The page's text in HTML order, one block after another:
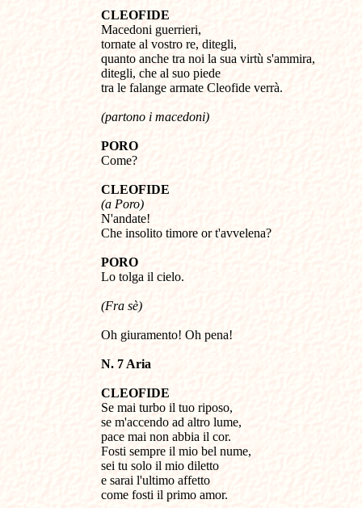
CLEOFIDE
Macedoni guerrieri,
tornate al vostro re, ditegli,
quanto anche tra noi la sua virtù s'ammira,
ditegli, che al suo piede
tra le falange armate Cleofide verrà.
(partono i macedoni)
PORO
Come?
CLEOFIDE
(a Poro)
N'andate!
Che insolito timore or t'avvelena?
PORO
Lo tolga il cielo.
(Fra sè)
Oh giuramento! Oh pena!
N. 7 Aria
CLEOFIDE
Se mai turbo il tuo riposo,
se m'accendo ad altro lume,
pace mai non abbia il cor.
Fosti sempre il mio bel nume,
sei tu solo il mio diletto
e sarai l'ultimo affetto
come fosti il primo amor.